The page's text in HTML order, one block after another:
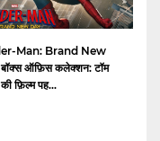
Man: Brand New
ऑफ़िस कलेक्शन: टॉम
फ़िल्म पह...